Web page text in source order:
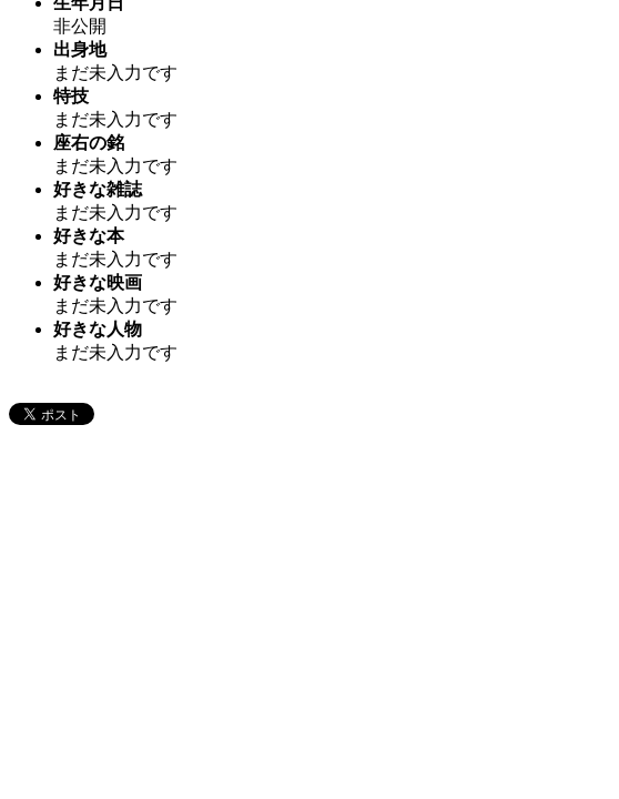
非公開
出身地
まだ未入力です
特技
まだ未入力です
座右の銘
まだ未入力です
好きな雑誌
まだ未入力です
好きな本
まだ未入力です
好きな映画
まだ未入力です
好きな人物
まだ未入力です